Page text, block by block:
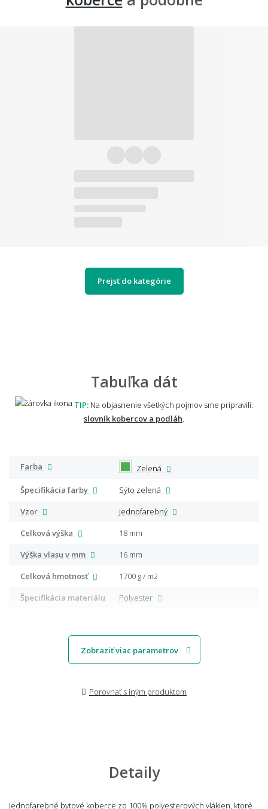
Prejsť do kategórie
Tabuľka dát
TIP: Na objasnenie všetkých pojmov sme pripravili:
slovník kobercov a podláh
Farba
Zelená
Špecifikácia farby
Sýto zelená
Vzor
Jednofarebný
Celková výška
18 mm
Výška vlasu v mm
16 mm
Celková hmotnosť
1700 g / m2
Špecifikácia materiálu
Polyester
Zobraziť viac parametrov
Porovnať s iným produktom
Detaily
Jednofarebné bytové koberce zo 100% polyesterových vlákien, ktoré